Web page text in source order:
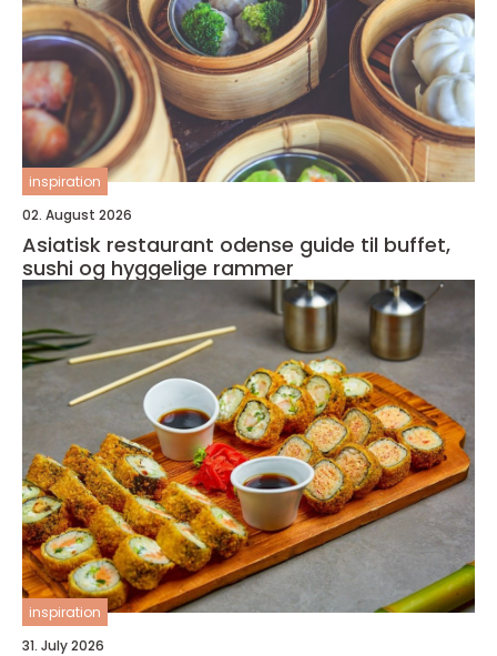
inspiration
02. August 2026
Asiatisk restaurant odense guide til buffet,
sushi og hyggelige rammer
inspiration
31. July 2026